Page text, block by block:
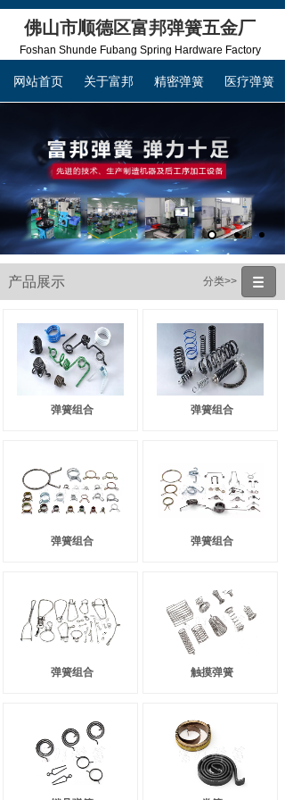
Foshan Shunde Fubang Spring Hardware Factory
佛山市顺德区富邦弹簧五金厂
网站首页 关于富邦 精密弹簧 医疗弹簧
产品展示 分类>>
弹簧组合 弹簧组合
弹簧组合 弹簧组合
弹簧组合 触摸弹簧